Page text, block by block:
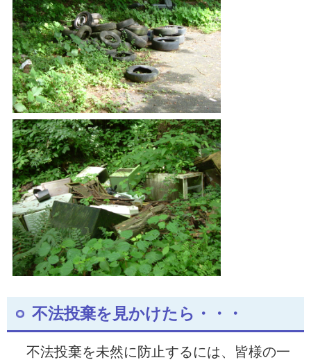
不法投棄を見かけたら・・・
不法投棄を未然に防止するには、皆様の一